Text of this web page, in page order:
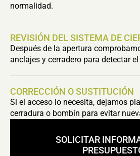
normalidad.
REVISIÓN DEL SISTEMA DE
Después de la apertura
anclajes y cerradero para detectar
CORRECCIÓN O SUSTITUCIÓN
Si el acceso lo necesita, dejamos
cerradura o bombín para evitar
SOLICITAR